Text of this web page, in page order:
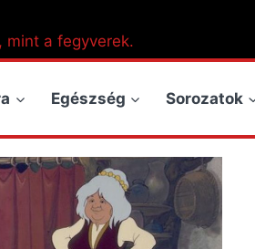
a fegyverek.
Egészség Sorozatok